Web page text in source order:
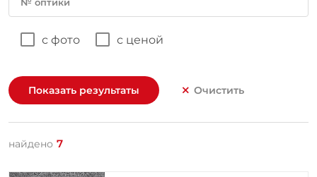
с фото с ценой
Показать результаты Очистить
найдено 7